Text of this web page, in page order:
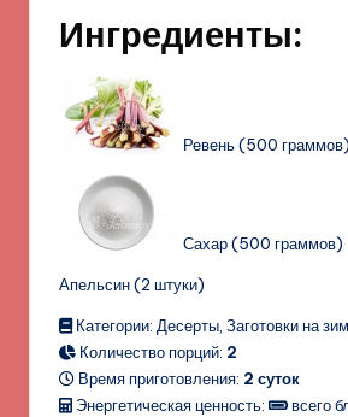
Ингредиенты:
Ревень (500 граммов)
Сахар (500 граммов)
Апельсин (2 штуки)
Категории: Десерты, Заготовки на
Количество порций: 2
Время приготовления: 2 суток
Энергетическая ценность:
всего